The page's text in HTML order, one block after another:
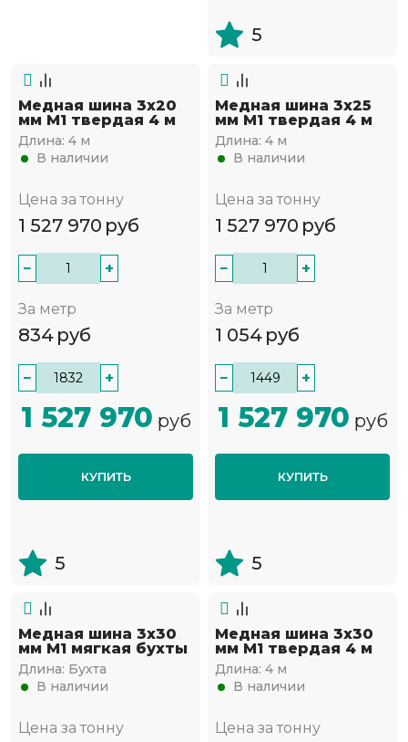
5
Медная шина 3х20
мм М1 твердая 4 м
Длина: 4 м
В наличии
Цена за тонну
1 527 970 руб
− +
За метр
834 руб
− +
1 527 970 руб
КУПИТЬ
5
Медная шина 3х25
мм М1 твердая 4 м
Длина: 4 м
В наличии
Цена за тонну
1 527 970 руб
− +
За метр
1 054 руб
− +
1 527 970 руб
КУПИТЬ
5
Медная шина 3х30
мм М1 мягкая бухты
Длина: Бухта
В наличии
Цена за тонну
Медная шина 3х30
мм М1 твердая 4 м
Длина: 4 м
В наличии
Цена за тонну